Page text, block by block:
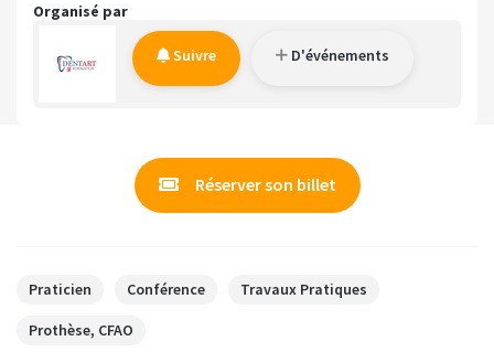
Organisé par
Suivre D'événements
Réserver son billet
Praticien Conférence Travaux Pratiques
Prothèse, CFAO